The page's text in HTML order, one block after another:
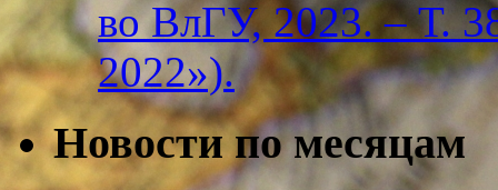
во ВлГУ, 2023. – Т.
2022»).
Новости по месяцам